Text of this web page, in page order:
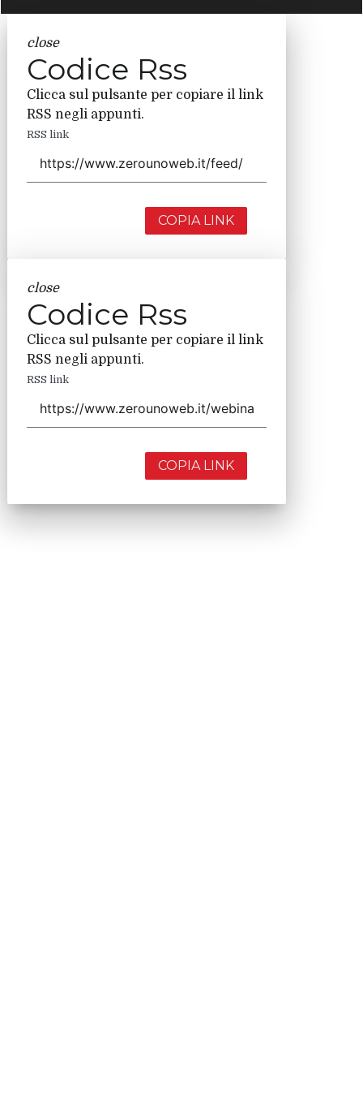
close
Codice Rss
Clicca sul pulsante per copiare il link
RSS negli appunti.
RSS link
COPIA LINK
close
Codice Rss
Clicca sul pulsante per copiare il link
RSS negli appunti.
RSS link
COPIA LINK